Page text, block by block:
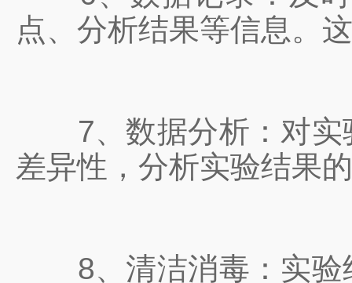
点、分析结果等信息。
7、数据分析：对实
差异性，分析实验结果
8、清洁消毒：实验